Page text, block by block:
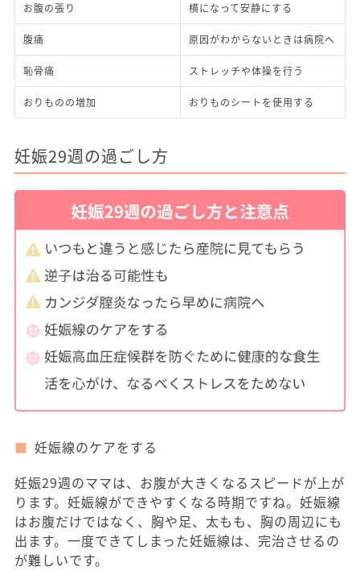
お腹の張り 横になって安静にする
腹痛 原因がわからないときは病院へ
恥骨痛 ストレッチや体操を行う
おりものの増加 おりものシートを使用する
妊娠29週の過ごし方
妊娠線のケアをする
妊娠29週のママは、お腹が大きくなるスピードが上が
ります。妊娠線ができやすくなる時期ですね。妊娠線
はお腹だけではなく、胸や足、太もも、胸の周辺にも
出ます。一度できてしまった妊娠線は、完治させるの
が難しいです。